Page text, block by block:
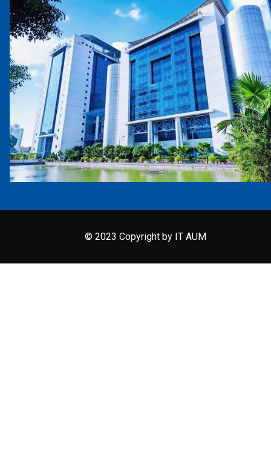
© 2023 Copyright by IT AUM